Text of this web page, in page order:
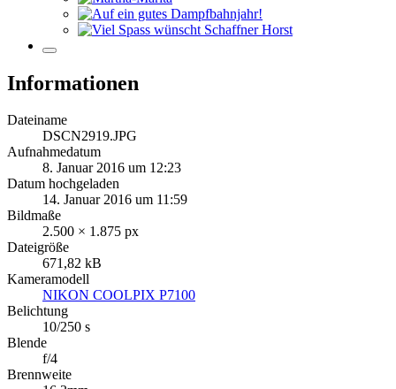
Informationen
Dateiname
DSCN2919.JPG
Aufnahmedatum
8. Januar 2016 um 12:23
Datum hochgeladen
14. Januar 2016 um 11:59
Bildmaße
2.500 × 1.875 px
Dateigröße
671,82 kB
Kameramodell
NIKON COOLPIX P7100
Belichtung
10/250 s
Blende
f/4
Brennweite